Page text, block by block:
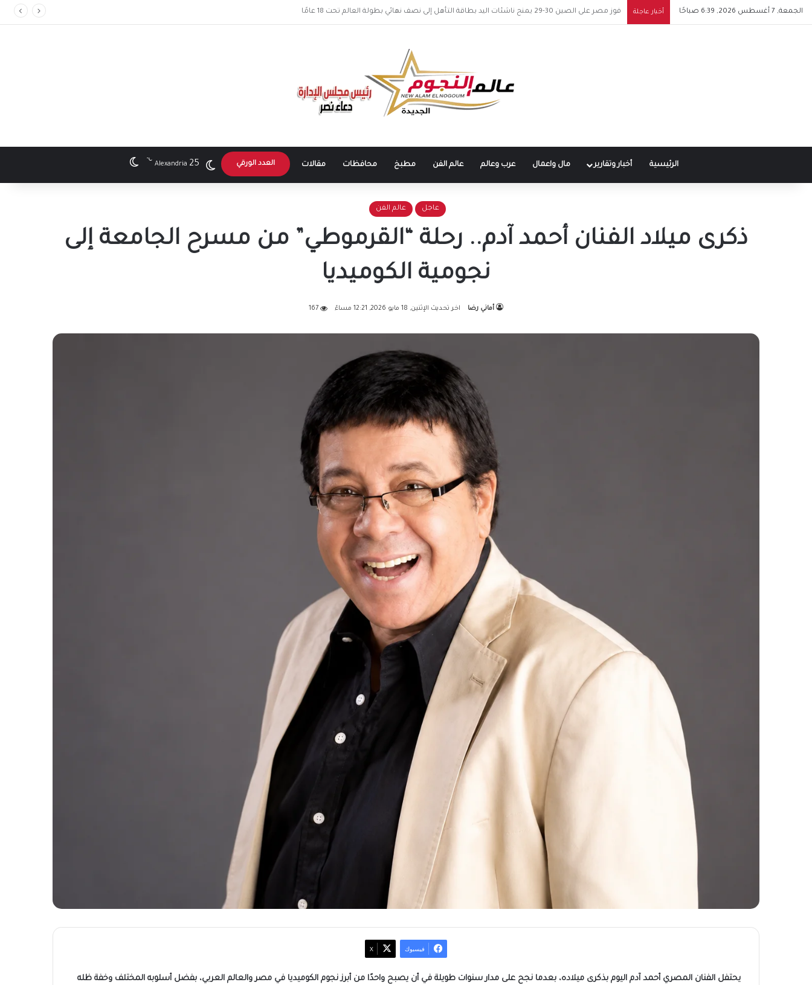
الجمعة, 7 أغسطس 2026, 6:39 صباحًا أخبار عاجلة توقيع عقد محمد صلاح مع طرابزون سبور يشعل الأجواء.. بداية مرحلة جديدة للنجم المصري في الدوري التركي
الرئيسية أخبار وتقارير مال واعمال عرب وعالم عالم الفن مطبخ محافظات مقالات العدد الورقي Alexandria 25
℃ الوضع المظلم
عاجل عالم الفن
ذكرى ميلاد الفنان أحمد آدم.. رحلة “القرموطي” من مسرح الجامعة إلى
نجومية الكوميديا
أماني رضا اخر تحديث الإثنين, 18 مايو 2026, 12:21 مساءً 167
فيسبوك ‫X
يحتفل الفنان المصري أحمد آدم اليوم بذكرى ميلاده، بعدما نجح على مدار سنوات طويلة في أن يصبح واحدًا من أبرز نجوم الكوميديا في مصر والعالم العربي، بفضل أسلوبه المختلف وخفة ظله